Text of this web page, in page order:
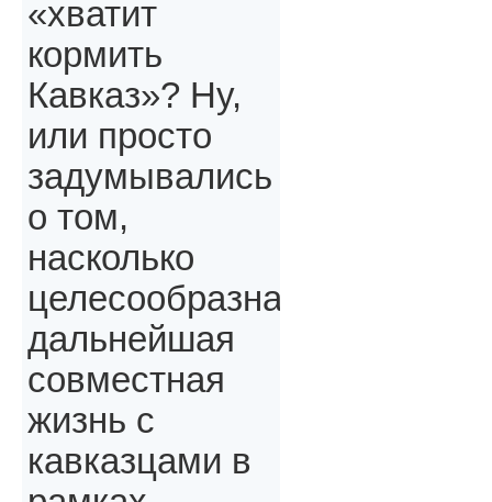
«хватит
кормить
Кавказ»? Ну,
или просто
задумывались
о том,
насколько
целесообразна
дальнейшая
совместная
жизнь с
кавказцами в